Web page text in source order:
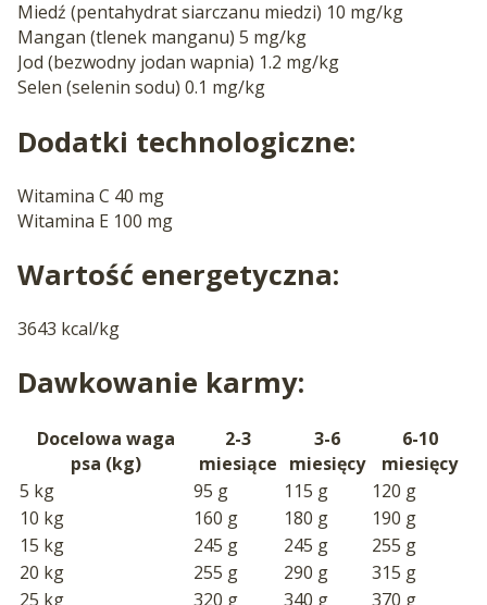
Miedź (pentahydrat siarczanu miedzi) 10 mg/kg
Mangan (tlenek manganu) 5 mg/kg
Jod (bezwodny jodan wapnia) 1.2 mg/kg
Selen (selenin sodu) 0.1 mg/kg
Dodatki technologiczne:
Witamina C 40 mg
Witamina E 100 mg
Wartość energetyczna:
3643 kcal/kg
Dawkowanie karmy:
Docelowa waga
psa (kg)
2-3
miesiące
3-6
miesięcy
6-10
miesięcy
5 kg
95 g 115 g
120 g
10 kg
160 g 180 g
190 g
15 kg
245 g 245 g
255 g
20 kg
255 g 290 g
315 g
25 kg
320 g 340 g
370 g